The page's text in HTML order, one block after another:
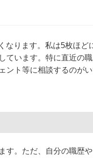
ります。私は5枚ほど
ています。特に直近の
ント等に相談するのがい
す。ただ、自分の職歴